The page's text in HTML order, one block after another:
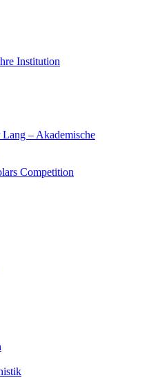
Institution
– Akademische
Competition